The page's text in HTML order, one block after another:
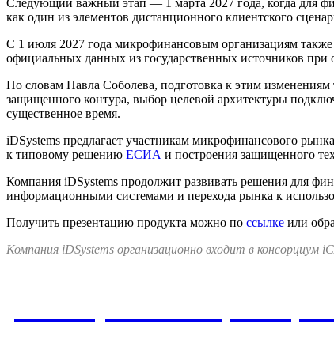
Следующий важный этап — 1 марта 2027 года, когда для
как один из элементов дистанционного клиентского
С 1 июля 2027 года микрофинансовым организациям также
официальных данных из государственных источников при
По словам Павла Соболева, подготовка к этим
защищенного контура, выбор целевой архитектуры
существенное время.
iDSystems предлагает участникам микрофинансового
к типовому решению ЕСИА и построения защищенного
Компания iDSystems продолжит развивать решения для
информационными системами и перехода рынка к
Получить презентацию продукта можно по ссылке или
Компания iDSystems организационно входит в консорциум